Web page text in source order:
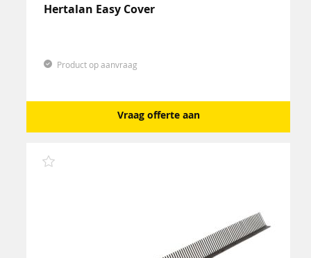
Hertalan Easy Cover
Product op aanvraag
Vraag offerte aan